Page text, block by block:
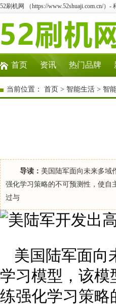
52刷机网 （https://www.52shuaji.com.cn/
首页 资讯 热门品牌
当前位置： 首页 > 智能生活 > 智
导读： 美国陆军面向未来多域
强化学习策略的不可预测性，使自
过与
美国陆军面向
学习模型，该模
练强化学习策略